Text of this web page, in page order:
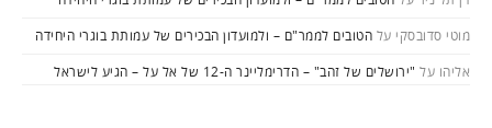
מוטי סדובסקי על הטובים לממר"ם – ולמועדון הבכירים של עמותת בוגרי היחידה
אליהו על "ירושלים של זהב" – הדרימליינר ה-12 של אל על – הגיע לישראל